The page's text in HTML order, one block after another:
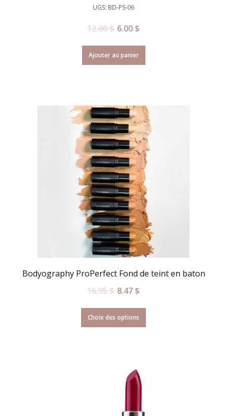
UGS: BD-PS-06
12.00$ 6.00 $
Ajouter au panier
Bodyography ProPerfect Fond de teint en baton
16.95$ 8.47 $
Choix des options